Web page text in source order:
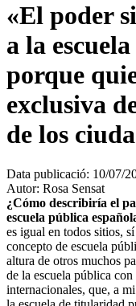
«El poder
a la
porque
exclusiva
de los
Data publicació: 10/07/
Autor: Rosa Sensat
¿Cómo describiría el
escuela pública
es igual en todos sitios,
concepto de escuela
altura de otros muchos
de la escuela pública
internacionales, que, a